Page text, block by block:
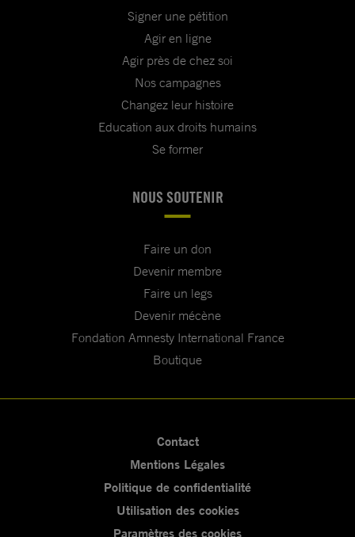
Signer une pétition
Agir en ligne
Agir près de chez soi
Nos campagnes
Changez leur histoire
Education aux droits humains
Se former
NOUS SOUTENIR
Faire un don
Devenir membre
Faire un legs
Devenir mécène
Fondation Amnesty International France
Boutique
Contact
Mentions Légales
Politique de confidentialité
Utilisation des cookies
Paramètres des cookies